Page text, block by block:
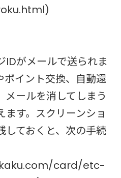
IDがメールで送られま
ポイント交換、自動還
ールを消してしまう
ます。スクリーンショ
しておくと、次の手続
card/etc-